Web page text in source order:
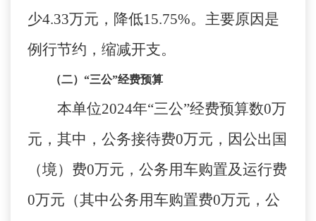
少4.33万元，降低15.75%。主要原因是
例行节约，缩减开支。
（二） “三公”经费预算
本单位2024年“三公”经费预算数0万
元，其中，公务接待费0万元，因公出国
（境）费0万元，公务用车购置及运行费
0万元（其中公务用车购置费0万元，公